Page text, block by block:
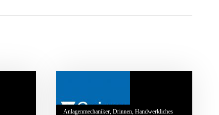
Anlagenmechaniker, Drinnen, Handwerkliches